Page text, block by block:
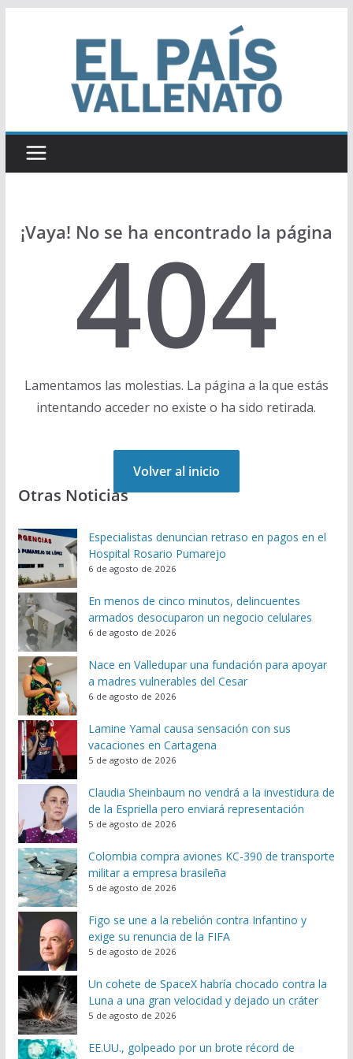
¡Vaya! No se ha encontrado la página
404
Lamentamos las molestias. La página a la que estás
intentando acceder no existe o ha sido retirada.
Volver al inicio
Otras Noticias
Especialistas denuncian retraso en pagos en el
Hospital Rosario Pumarejo
6 de agosto de 2026
En menos de cinco minutos, delincuentes
armados desocuparon un negocio celulares
6 de agosto de 2026
Nace en Valledupar una fundación para apoyar
a madres vulnerables del Cesar
6 de agosto de 2026
Lamine Yamal causa sensación con sus
vacaciones en Cartagena
5 de agosto de 2026
Claudia Sheinbaum no vendrá a la investidura de
de la Espriella pero enviará representación
5 de agosto de 2026
Colombia compra aviones KC-390 de transporte
militar a empresa brasileña
5 de agosto de 2026
Figo se une a la rebelión contra Infantino y
exige su renuncia de la FIFA
5 de agosto de 2026
Un cohete de SpaceX habría chocado contra la
Luna a una gran velocidad y dejado un cráter
5 de agosto de 2026
EE.UU., golpeado por un brote récord de